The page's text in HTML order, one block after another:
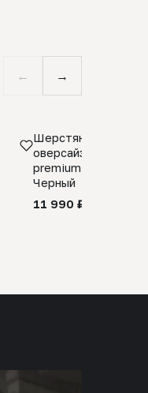
← →
Шерстяной свитер
оверсайз 100%
premium merino
Черный
11 990 ₽